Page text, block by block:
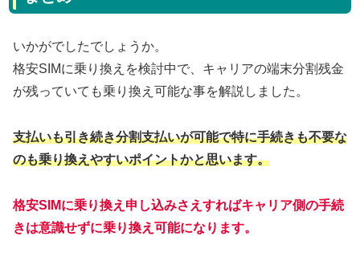
いかがでしたでしょうか。
格安SIMに乗り換えを検討中で、キャリアの端末分割残金
が残っていても乗り換え可能な事を解説しました。
支払いも引き続き分割支払いが可能で特に手続きも不要な
のも乗り換えやすいポイントかと思います。
格安SIMに乗り換え申し込みさえすればキャリア側の手続
きは意識せずに乗り換え可能になります。